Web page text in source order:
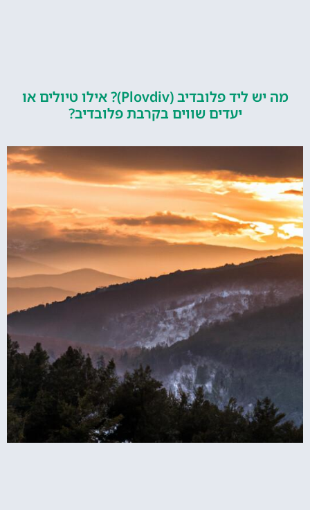
מה יש ליד פלובדיב (Plovdiv)? אילו טיולים או
יעדים שווים בקרבת פלובדיב?